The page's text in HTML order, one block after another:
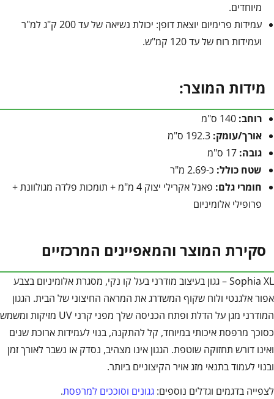
מיוחדים.
עמידות פרימיום יוצאת דופן: יכולת נשיאה של עד 200 ק"ג למ"ר
ועמידות רוח של עד 120 קמ"ש.
מידות המוצר:
רוחב:
אורך/עומק:
גובה:
שטח כולל: כ-2.69 מ"ר
חומרי גלם:
פאנל אקרילי יצוק 4 מ"מ + תומכות פלדה מגולוונת +
פרופילי אלומיניום
סקירת המוצר והמאפיינים המרכזיים
Sophia XL – גגון בעיצוב מודרני בעל קו נקי, מסגרת אלומיניום בצבע
אפור אלגנטי ולוח שקוף המשדרג את המראה החיצוני של הבית. הגגון
המודרני מגן על הדלת ופתח הכניסה שלך מפני קרני UV מזיקות ומשמש
כסוכך מרפסת איכותי במיוחד, קל להתקנה, בנוי לעמידות ארוכת שנים
ואינו דורש תחזוקה שוטפת. הגגון אינו מצהיב, נסדק או נשבר לאורך זמן
ובנוי לעמוד בתנאי מזג אויר הקיצוניים ביותר.
לצפייה בדגמים וגדלים נוספים: גגונים וסוככים למרפסת.